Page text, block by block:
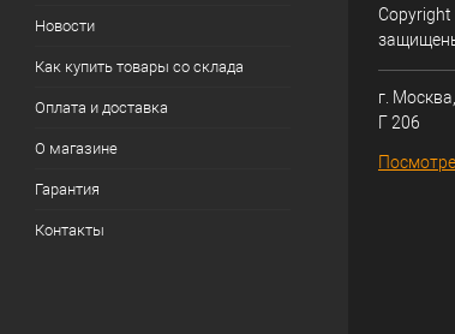
Новости
Как купить товары со склада
Оплата и доставка
О магазине
Гарантия
Контакты
Copyright
г.
Г 206